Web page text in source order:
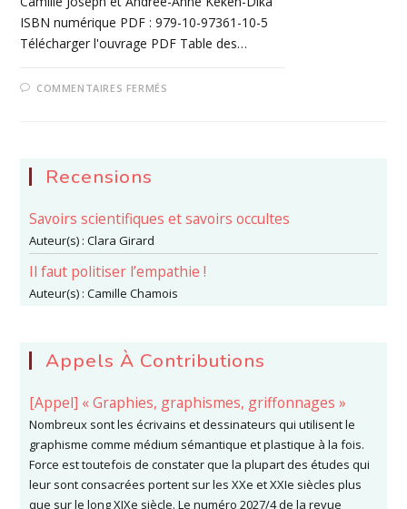
ISBN numérique PDF : 979-10-97361-10-5
Télécharger l'ouvrage PDF Table des…
COMMENTAIRES FERMÉS
Recensions
Savoirs scientifiques et savoirs occultes
Auteur(s) :Clara Girard
Il faut politiser l’empathie !
Auteur(s) :Camille Chamois
Appels À Contributions
[Appel] « Graphies, graphismes, griffonnages »
Nombreux sont les écrivains et dessinateurs qui utilisent le
graphisme comme médium sémantique et plastique à la fois.
Force est toutefois de constater que la plupart des études qui
leur sont consacrées portent sur les XXe et XXIe siècles plus
que sur le long XIXe siècle. Le numéro 2027/4 de la revue